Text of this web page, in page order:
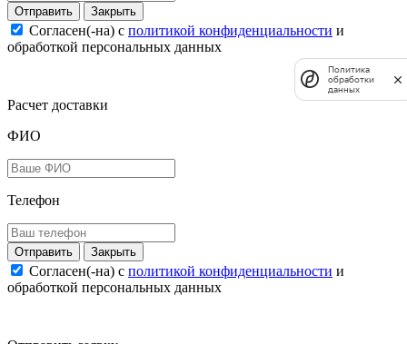
Закрыть
Согласен(-на) c политикой конфиденциальности и
обработкой персональных данных
Расчет доставки
ФИО
Телефон
Закрыть
Согласен(-на) c политикой конфиденциальности и
обработкой персональных данных
Политика
обработки
данных